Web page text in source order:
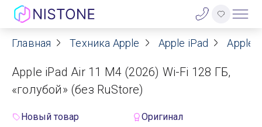
Акции
О нас
Главная Техника Apple Apple iPad Apple
Apple iPad Air 11 M4 (2026) Wi-Fi 128 ГБ,
«голубой» (без RuStore)
Новый товар
Оригинал